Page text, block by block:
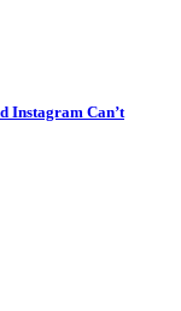
Instagram Can’t